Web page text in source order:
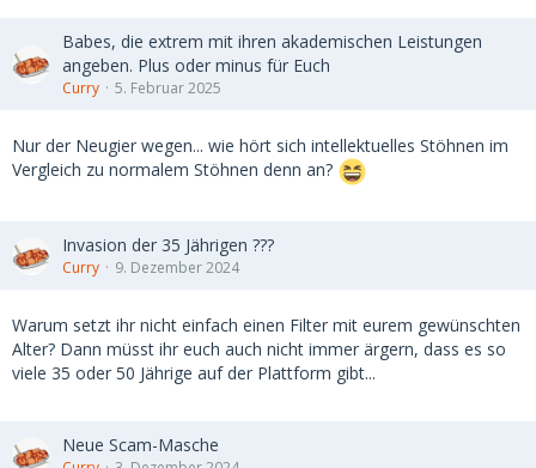
Babes, die extrem mit ihren akademischen Leistungen
angeben. Plus oder minus für Euch
Curry 5. Februar 2025
Nur der Neugier wegen... wie hört sich intellektuelles Stöhnen im
Vergleich zu normalem Stöhnen denn an?
Invasion der 35 Jährigen ???
Curry 9. Dezember 2024
Warum setzt ihr nicht einfach einen Filter mit eurem gewünschten
Alter? Dann müsst ihr euch auch nicht immer ärgern, dass es so
viele 35 oder 50 Jährige auf der Plattform gibt...
Neue Scam-Masche